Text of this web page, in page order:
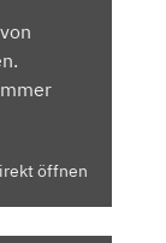
öffnen